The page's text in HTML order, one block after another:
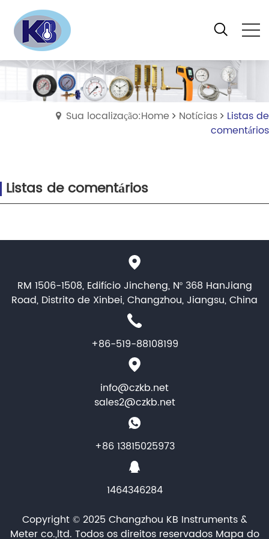
Sua localização:Home Notícias
Listas de
comentários
Listas de comentários
RM 1506-1508, Edifício Jincheng, Nº 368 HanJiang
Road, Distrito de Xinbei, Changzhou, Jiangsu, China
+86-519-88108199
info@czkb.net
sales2@czkb.net
+86 13815025973
1464346284
Copyright © 2025 Changzhou KB Instruments &
Meter co.,ltd. Todos os direitos reservados Mapa do